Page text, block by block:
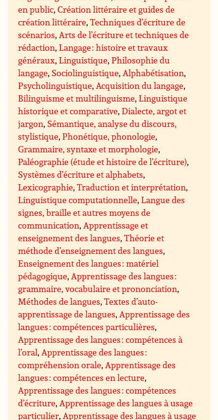
en public,Création littéraire et guides de
création littéraire,Techniques d’écriture de
scénarios,Arts de l’écriture et techniques de
rédaction,Langage : histoire et travaux
généraux,Linguistique,Philosophie du
langage, Sociolinguistique,Alphabétisation,
Psycholinguistique,Acquisition du langage,
Bilinguisme et multilinguisme,Linguistique
historique et comparative,Dialecte, argot et
jargon, Sémantique, analyse du discours,
stylistique,Phonétique, phonologie,
Grammaire, syntaxe et morphologie,
Paléographie (étude et histoire de l’écriture),
Systèmes d’écriture et alphabets,
Lexicographie,Traduction et interprétation,
Linguistique computationnelle,Langue des
signes, braille et autres moyens de
communication,Apprentissage et
enseignement des langues,Théorie et
méthode d’enseignement des langues,
Enseignement des langues : matériel
pédagogique,Apprentissage des langues :
grammaire, vocabulaire et prononciation,
Méthodes de langues,Textes d’auto-
apprentissage de langues,Apprentissage des
langues : compétences particulières,
Apprentissage des langues : compétences à
l’oral,Apprentissage des langues :
compréhension orale,Apprentissage des
langues : compétences en lecture,
Apprentissage des langues : compétences
d’écriture,Apprentissage des langues à usage
particulier,Apprentissage des langues à usage